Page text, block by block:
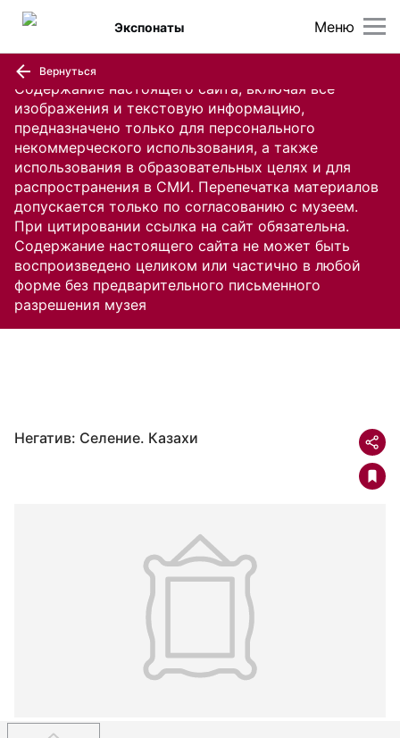
Содержание настоящего сайта, включая все
изображения и текстовую информацию,
предназначено только для персонального
некоммерческого использования, а также
использования в образовательных целях и для
распространения в СМИ. Перепечатка материалов
допускается только по согласованию с музеем.
При цитировании ссылка на сайт обязательна.
Содержание настоящего сайта не может быть
воспроизведено целиком или частично в любой
форме без предварительного письменного
разрешения музея
Меню
Экспонаты
Вернуться
Негатив: Селение. Казахи